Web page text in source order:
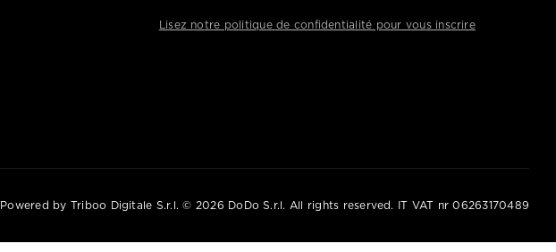
Lisez notre politique de confidentialité pour vous inscrire
Powered by Triboo Digitale S.r.l. © 2026 DoDo S.r.l. All rights reserved. IT VAT nr 06263170489